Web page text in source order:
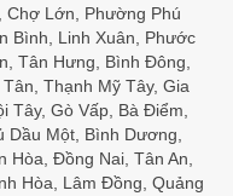
Chợ Lớn, Phường Phú
Bình, Linh Xuân, Phước
Tân Hưng, Bình Đông,
Thạnh Mỹ Tây, Gia
Tây, Gò Vấp, Bà Điểm,
Một, Bình Dương,
Hòa, Đồng Nai, Tân An,
Hòa, Lâm Đồng, Quảng